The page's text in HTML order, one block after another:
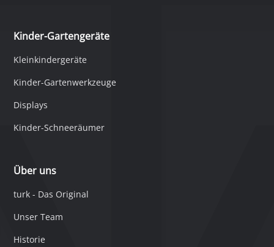
Kinder-Gartengeräte
Kleinkindergeräte
Kinder-Gartenwerkzeuge
Displays
Kinder-Schneeräumer
Über uns
turk - Das Original
Unser Team
Historie